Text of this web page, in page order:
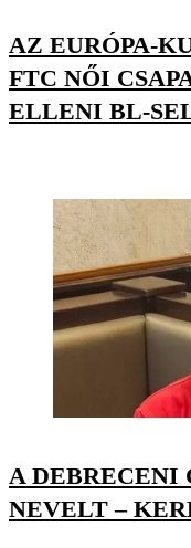
AZ EURÓPA-
FTC NŐI
ELLENI BL-
A DEBRECENI
NEVELT –